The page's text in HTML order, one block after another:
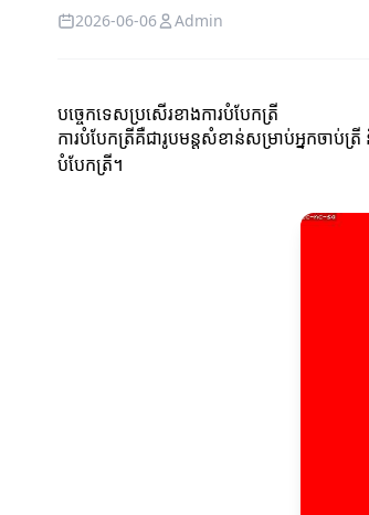
2026-06-06 Admin
បច្ចេកទេសប្រសើរខាងការបំបែកត្រី
ការបំបែកត្រីគឺជារូបមន្តសំខាន់សម្រាប់អ្នកចាប់
បំបែកត្រី។